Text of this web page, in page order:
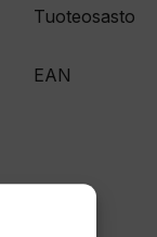
Tuoteosasto
EAN